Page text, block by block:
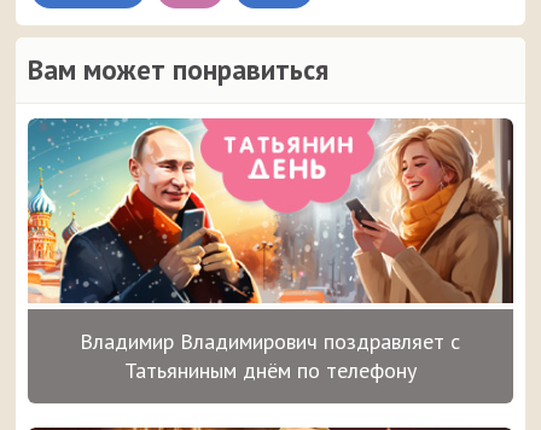
Вам может понравиться
Владимир Владимирович поздравляет с
Татьяниным днём по телефону